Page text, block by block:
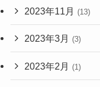
2023年11月 (13)
2023年3月 (3)
2023年2月 (1)